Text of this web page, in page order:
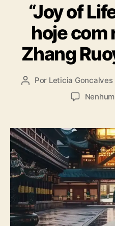
t
i
“Joy of
hoje com
Zhang
A
r
d
o
p
o
t
Por Leticia Goncalves